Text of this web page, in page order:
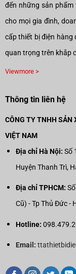
đến những sản
cho mọi gia đình,
cấp thiết bị điện hàng
quan trọng trên khắp
Viewmore >
Thông tin liên hệ
CÔNG TY TNHH SẢN
VIỆT NAM
Địa chỉ Hà Nội: Số
Huyện Thanh Trì,
Địa chỉ TPHCM:
Cũ) - Tp Thủ Đức -
Hotline:
Email: